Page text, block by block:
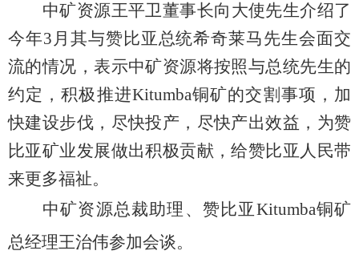
中矿资源王平卫董事长向大使先生介绍了
今年3月其与赞比亚总统希奇莱马先生会面交
流的情况，表示中矿资源将按照与总统先生的
约定，积极推进Kitumba铜矿的交割事项，加
快建设步伐，尽快投产，尽快产出效益，为赞
比亚矿业发展做出积极贡献，给赞比亚人民带
来更多福祉。
中矿资源总裁助理、赞比亚Kitumba铜矿
总经理王治伟参加会谈。